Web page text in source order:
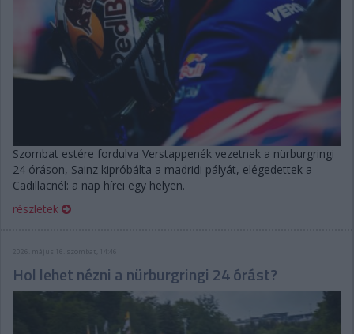
Szombat estére fordulva Verstappenék vezetnek a nürburgringi
24 óráson, Sainz kipróbálta a madridi pályát, elégedettek a
Cadillacnél: a nap hírei egy helyen.
részletek
2026. május 16. szombat, 14:46
Hol lehet nézni a nürburgringi 24 órást?